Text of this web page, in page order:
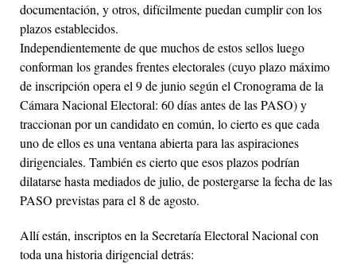
documentación, y otros, difícilmente puedan cumplir con los
plazos establecidos.
Independientemente de que muchos de estos sellos luego
conforman los grandes frentes electorales (cuyo plazo máximo
de inscripción opera el 9 de junio según el Cronograma de la
Cámara Nacional Electoral: 60 días antes de las PASO) y
traccionan por un candidato en común, lo cierto es que cada
uno de ellos es una ventana abierta para las aspiraciones
dirigenciales. También es cierto que esos plazos podrían
dilatarse hasta mediados de julio, de postergarse la fecha de las
PASO previstas para el 8 de agosto.
Allí están, inscriptos en la Secretaría Electoral Nacional con
toda una historia dirigencial detrás: